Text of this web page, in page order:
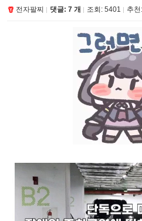
전자팔찌 댓글: 7 개 조회: 5401 추천: